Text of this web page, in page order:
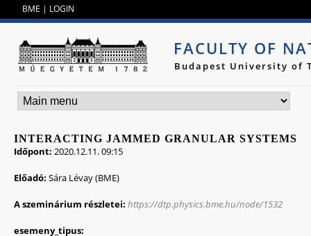
BME | LOGIN
FACULTY OF
Budapest University of
INTERACTING JAMMED GRANULAR SYSTEMS
Időpont: 2020.12.11. 09:15
Előadó: Sára Lévay (BME)
A szeminárium részletei: https://dtp.physics.bme.hu/node/1532
esemeny_tipus: